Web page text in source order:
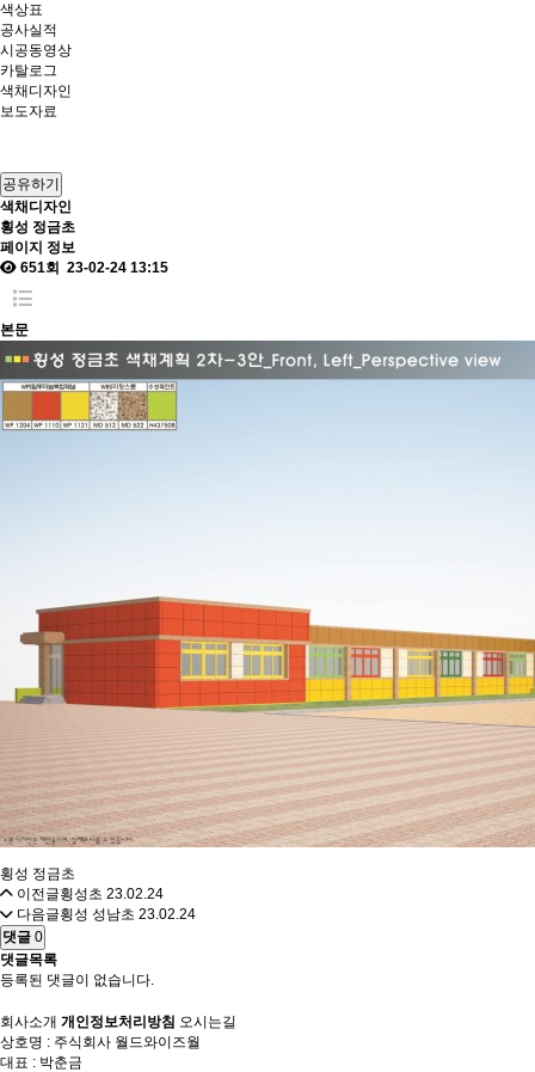
색상표
공사실적
시공동영상
카탈로그
색채디자인
보도자료
공유하기
색채디자인
횡성 정금초
페이지 정보
651회 23-02-24 13:15
본문
횡성 정금초
이전글횡성초 23.02.24
다음글횡성 성남초 23.02.24
댓글 0
댓글목록
등록된 댓글이 없습니다.
회사소개 개인정보처리방침 오시는길
상호명 : 주식회사 월드와이즈월
대표 : 박춘금